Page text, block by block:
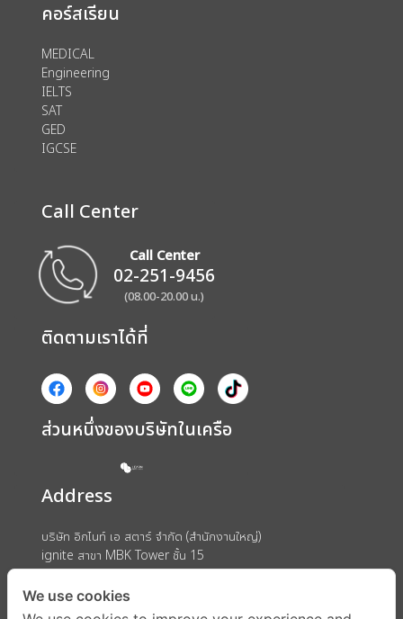
คอร์สเรียน
MEDICAL
Engineering
IELTS
SAT
GED
IGCSE
Call Center
Call Center
02-251-9456
(08.00-20.00 น.)
ติดตามเราได้ที่
ส่วนหนึ่งของบริษัทในเครือ
Address
บริษัท อิกไนท์ เอ สตาร์ จำกัด (สำนักงานใหญ่)
ignite สาขา MBK Tower ชั้น 15
ถนนพญาไท แขวงวังใหม่ เขตปทุมวัน กรุงเทพมหานคร 10330
We use cookies